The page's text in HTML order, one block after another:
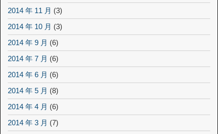
2014 年 11 月 (3)
2014 年 10 月 (3)
2014 年 9 月 (6)
2014 年 7 月 (6)
2014 年 6 月 (6)
2014 年 5 月 (8)
2014 年 4 月 (6)
2014 年 3 月 (7)